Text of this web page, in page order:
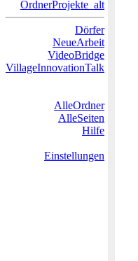
OrdnerProjekte_alt
Dörfer
NeueArbeit
VideoBridge
VillageInnovationTalk
AlleOrdner
AlleSeiten
Hilfe
Einstellungen